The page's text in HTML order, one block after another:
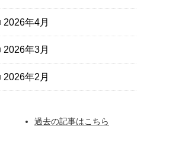
2026年4月
2026年3月
2026年2月
過去の記事はこちら